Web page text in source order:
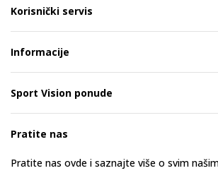
Korisnički servis
Informacije
Sport Vision ponude
Pratite nas
Pratite nas ovde i saznajte više o svim